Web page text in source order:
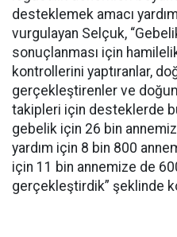
desteklemek amacı
vurgulayan Selçuk,
sonuçlanması için
kontrollerini yaptıranlar,
gerçekleştirenler ve
takipleri için desteklerde
gebelik için 26 bin
yardım için 8 bin 800
için 11 bin annemize de
gerçekleştirdik” şeklinde